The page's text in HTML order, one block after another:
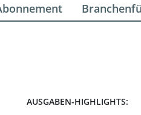
AUSGABEN-HIGHLIGHTS: